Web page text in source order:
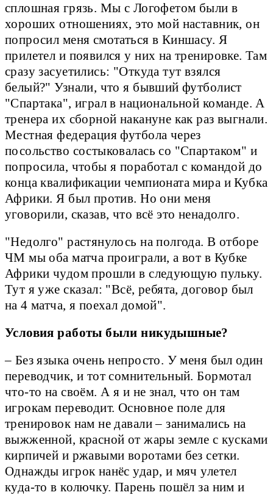
сплошная грязь. Мы с Логофетом были в
хороших отношениях, это мой наставник, он
попросил меня смотаться в Киншасу. Я
прилетел и появился у них на тренировке. Там
сразу засуетились: "Откуда тут взялся
белый?" Узнали, что я бывший футболист
"Спартака", играл в национальной команде. А
тренера их сборной накануне как раз выгнали.
Местная федерация футбола через
посольство состыковалась со "Спартаком" и
попросила, чтобы я поработал с командой до
конца квалификации чемпионата мира и Кубка
Африки. Я был против. Но они меня
уговорили, сказав, что всё это ненадолго.
"Недолго" растянулось на полгода. В отборе
ЧМ мы оба матча проиграли, а вот в Кубке
Африки чудом прошли в следующую пульку.
Тут я уже сказал: "Всё, ребята, договор был
на 4 матча, я поехал домой".
Условия работы были никудышные?
– Без языка очень непросто. У меня был один
переводчик, и тот сомнительный. Бормотал
что-то на своём. А я и не знал, что он там
игрокам переводит. Основное поле для
тренировок нам не давали – занимались на
выжженной, красной от жары земле с кусками
кирпичей и ржавыми воротами без сетки.
Однажды игрок нанёс удар, и мяч улетел
куда-то в колючку. Парень пошёл за ним и